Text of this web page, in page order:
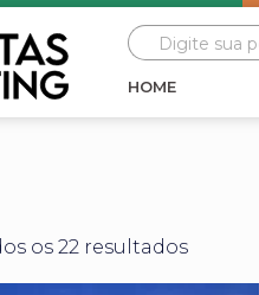
HOME
os 22 resultados